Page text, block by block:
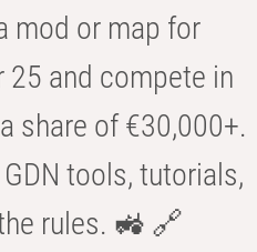
mod or map for
25 and compete in
share of €30,000+.
tools, tutorials,
rules. 🚜 🔗